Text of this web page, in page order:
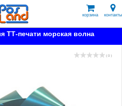
корзина контакты
ТТ-печати морская волна
( 0 )